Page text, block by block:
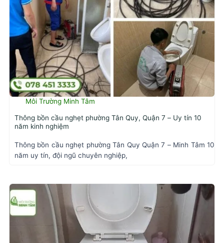
Môi Trường Minh Tâm
Thông bồn cầu nghẹt phường Tân Quy, Quận 7 – Uy tín 10
năm kinh nghiệm
Thông bồn cầu nghẹt phường Tân Quy Quận 7 – Minh Tâm 10
năm uy tín, đội ngũ chuyên nghiệp,